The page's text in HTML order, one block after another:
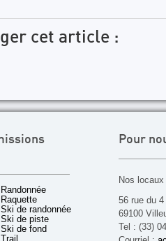
cet article :
de randonnée
de piste
de fond
Pour
Nos
56 rue du
69100
Tel : (33)